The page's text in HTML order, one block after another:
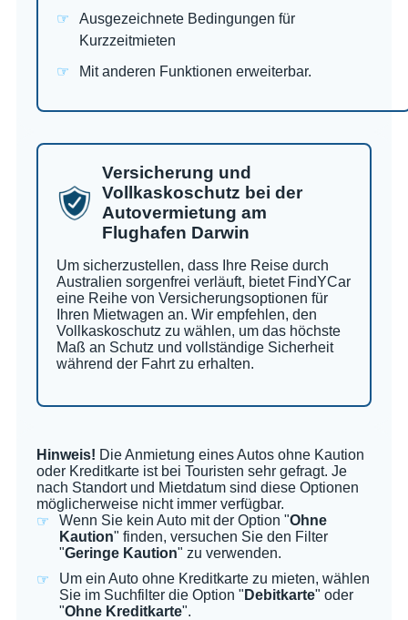
Ausgezeichnete Bedingungen für
Kurzzeitmieten
Mit anderen Funktionen erweiterbar.
Versicherung und
Vollkaskoschutz bei der
Autovermietung am
Flughafen Darwin
Um sicherzustellen, dass Ihre Reise durch
Australien sorgenfrei verläuft, bietet FindYCar
eine Reihe von Versicherungsoptionen für
Ihren Mietwagen an. Wir empfehlen, den
Vollkaskoschutz zu wählen, um das höchste
Maß an Schutz und vollständige Sicherheit
während der Fahrt zu erhalten.
Hinweis! Die Anmietung eines Autos ohne Kaution
oder Kreditkarte ist bei Touristen sehr gefragt. Je
nach Standort und Mietdatum sind diese Optionen
möglicherweise nicht immer verfügbar.
Wenn Sie kein Auto mit der Option "Ohne
Kaution" finden, versuchen Sie den Filter
"Geringe Kaution" zu verwenden.
Um ein Auto ohne Kreditkarte zu mieten, wählen
Sie im Suchfilter die Option " Debitkarte" oder
"Ohne Kreditkarte".